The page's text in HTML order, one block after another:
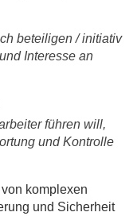
beteiligen / initiativ
Interesse an
führen will,
und Kontrolle
komplexen
und Sicherheit